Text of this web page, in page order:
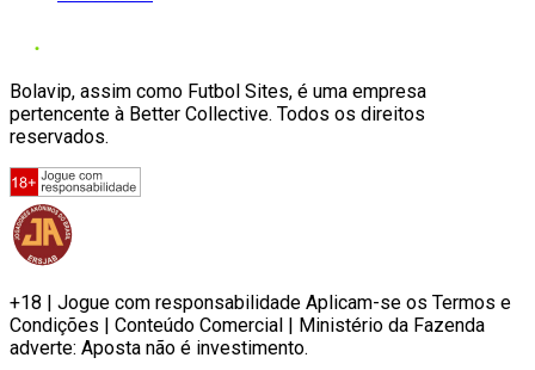
Bolavip, assim como Futbol Sites, é uma empresa
pertencente à Better Collective. Todos os direitos
reservados.
+18 | Jogue com responsabilidade Aplicam-se os Termos e
Condições | Conteúdo Comercial | Ministério da Fazenda
adverte: Aposta não é investimento.